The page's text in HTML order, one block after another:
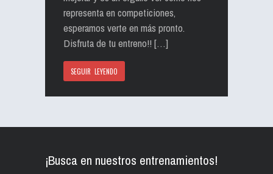
representa en competiciones,
esperamos verte en más pronto.
Disfruta de tu entreno!! […]
SEGUIR LEYENDO
¡Busca en nuestros entrenamientos!